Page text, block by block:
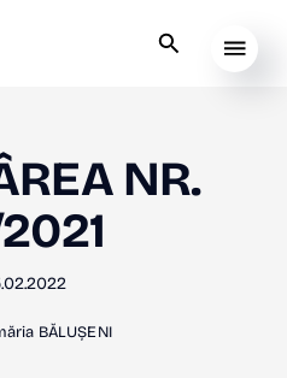
NR.
BĂLUȘENI